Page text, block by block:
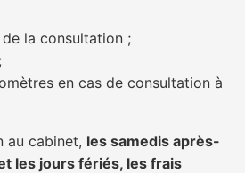
la consultation ;
en cas de consultation à
au cabinet, les samedis après-
les jours fériés, les frais